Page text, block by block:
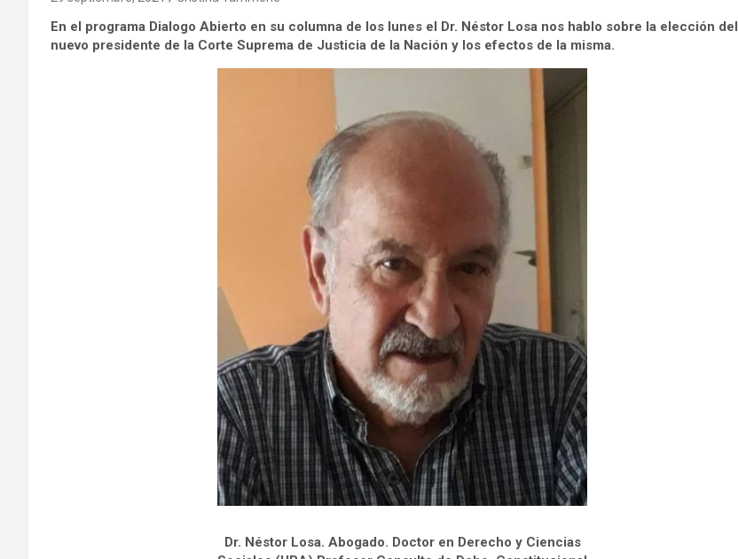
En el programa Dialogo Abierto en su columna de los lunes el Dr. Néstor Losa nos hablo sobre la elección del
nuevo presidente de la Corte Suprema de Justicia de la Nación y los efectos de la misma.
Dr. Néstor Losa. Abogado. Doctor en Derecho y Ciencias